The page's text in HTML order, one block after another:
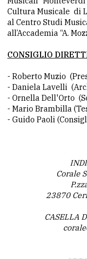
Cultura Musicale di
al Centro Studi
all’Accademia “A.
CONSIGLIO
- Roberto Muzio
- Daniela Lavelli
- Ornella Dell'Orto
- Mario Brambilla
- Guido Paoli
Corale
23870
CASELLA